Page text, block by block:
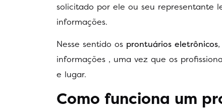
solicitado por ele ou seu representante
informações.
Nesse sentido os prontuários eletrônicos
informações , uma vez que os
e lugar.
Como funciona um